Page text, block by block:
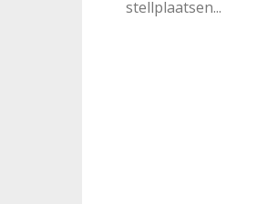
stellplaatsen...